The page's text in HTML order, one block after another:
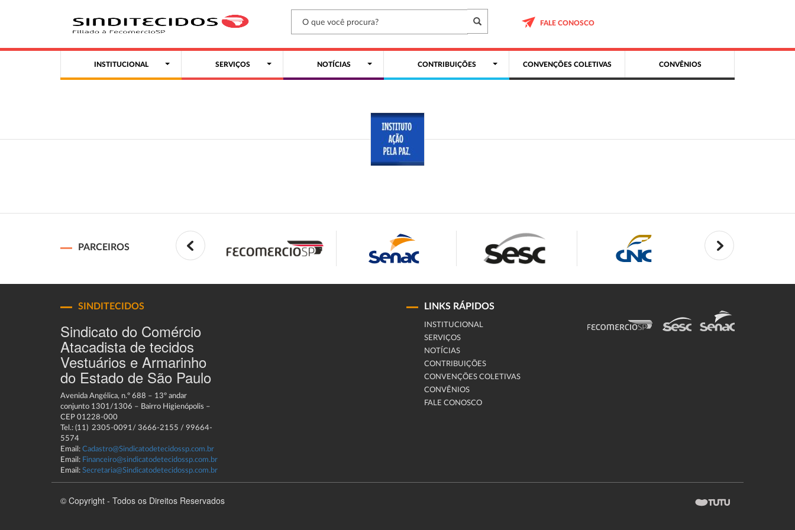
FALE CONOSCO
INSTITUCIONAL SERVIÇOS NOTÍCIAS CONTRIBUIÇÕES CONVENÇÕES COLETIVAS CONVÊNIOS
PARCEIROS
SINDITECIDOS
Sindicato do Comércio
Atacadista de tecidos
Vestuários e Armarinho
do Estado de São Paulo
Avenida Angélica, n.º 688 – 13º andar
conjunto 1301/1306 – Bairro Higienópolis –
CEP 01228-000
Tel.: (11) 2305-0091/ 3666-2155 / 99664-
5574
Email: Cadastro@Sindicatodetecidossp.com.br
Email: Financeiro@sindicatodetecidossp.com.br
Email: Secretaria@Sindicatodetecidossp.com.br
LINKS RÁPIDOS
INSTITUCIONAL
SERVIÇOS
NOTÍCIAS
CONTRIBUIÇÕES
CONVENÇÕES COLETIVAS
CONVÊNIOS
FALE CONOSCO
© Copyright - Todos os Direitos Reservados